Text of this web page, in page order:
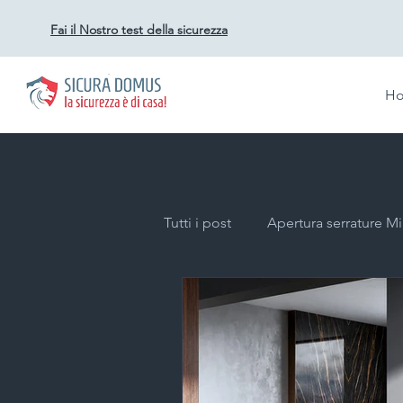
Fai il Nostro test della sicurezza
Tutti i post Apertura serrature
Duplicazione chiavi a Milano
Impianti videosorveglianza per